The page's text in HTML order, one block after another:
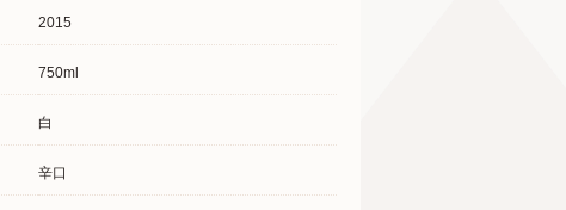
2015
750ml
白
辛口